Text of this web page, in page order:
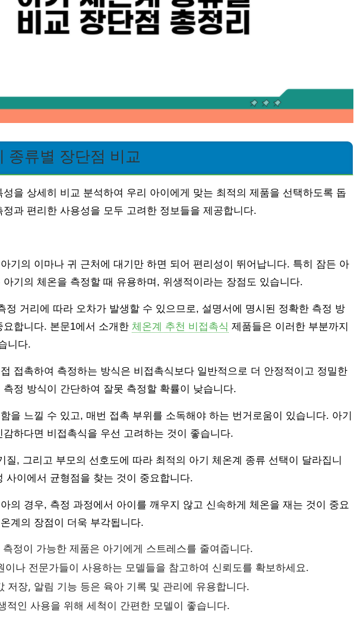
종류별 장단점 비교
을 상세히 비교 분석하여 우리 아이에게 맞는 최적의 제품을 선택하도록 돕
과 편리한 사용성을 모두 고려한 정보들을 제공합니다.
기의 이마나 귀 근처에 대기만 하면 되어 편리성이 뛰어납니다. 특히 잠든 아
기의 체온을 측정할 때 유용하며, 위생적이라는 장점도 있습니다.
정 거리에 따라 오차가 발생할 수 있으므로, 설명서에 명시된 정확한 측정 방
합니다. 본문1에서 소개한 체온계 추천 비접촉식 제품들은 이러한 부분까지
니다.
접촉하여 측정하는 방식은 비접촉식보다 일반적으로 더 안정적이고 정밀한
정 방식이 간단하여 잘못 측정할 확률이 낮습니다.
을 느낄 수 있고, 매번 접촉 부위를 소독해야 하는 번거로움이 있습니다. 아기
하다면 비접촉식을 우선 고려하는 것이 좋습니다.
질, 그리고 부모의 선호도에 따라 최적의 아기 체온계 종류 선택이 달라집니
사이에서 균형점을 찾는 것이 중요합니다.
의 경우, 측정 과정에서 아이를 깨우지 않고 신속하게 체온을 재는 것이 중요
계의 장점이 더욱 부각됩니다.
측정이 가능한 제품은 아기에게 스트레스를 줄여줍니다.
이나 전문가들이 사용하는 모델들을 참고하여 신뢰도를 확보하세요.
저장, 알림 기능 등은 육아 기록 및 관리에 유용합니다.
적인 사용을 위해 세척이 간편한 모델이 좋습니다.